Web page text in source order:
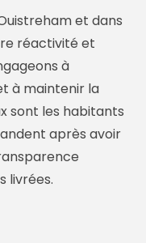
et dans
réactivité et
à
à maintenir la
sont les habitants
après avoir
livrées.